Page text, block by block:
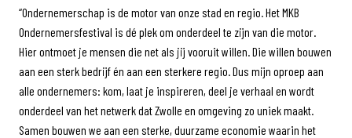
“Ondernemerschap is de motor van onze stad en regio. Het MKB
Ondernemersfestival is dé plek om onderdeel te zijn van die motor.
Hier ontmoet je mensen die net als jij vooruit willen. Die willen bouwen
aan een sterk bedrijf én aan een sterkere regio. Dus mijn oproep aan
alle ondernemers: kom, laat je inspireren, deel je verhaal en wordt
onderdeel van het netwerk dat Zwolle en omgeving zo uniek maakt.
Samen bouwen we aan een sterke, duurzame economie waarin het